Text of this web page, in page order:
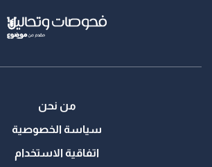
من نحن
سياسة الخصوصية
اتفاقية الاستخدام